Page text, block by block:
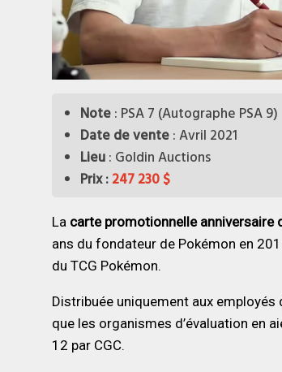
Note : PSA 7 (Autographe PSA 9)
Date de vente: Avril 2021
Lieu : Goldin Auctions
Prix ​​: 247 230 $
La carte promotionnelle anniversaire
ans du fondateur de Pokémon en
du TCG Pokémon.
Distribuée uniquement aux employés
que les organismes d’évaluation en
12 par CGC.